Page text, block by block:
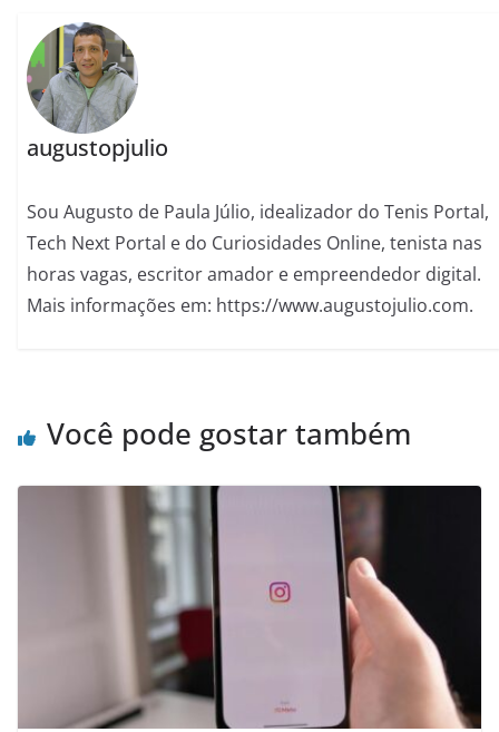
augustopjulio
Sou Augusto de Paula Júlio, idealizador do Tenis Portal,
Tech Next Portal e do Curiosidades Online, tenista nas
horas vagas, escritor amador e empreendedor digital.
Mais informações em: https://www.augustojulio.com.
Você pode gostar também